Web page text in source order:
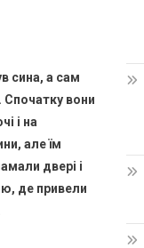
сина, а сам
Спочатку вони
і на
але їм
двері і
де привели